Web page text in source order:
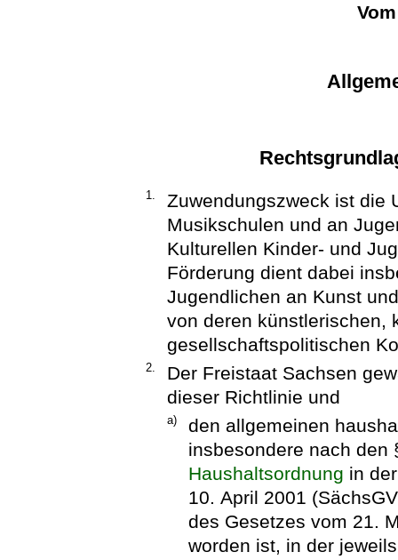
1.
Zuwendungszweck ist die
Musikschulen und an
Kulturellen Kinder- und
Förderung dient dabei
Jugendlichen an Kunst
von deren künstlerischen,
gesellschaftspolitischen
2.
Der Freistaat Sachsen
dieser Richtlinie und
a)
den allgemeinen
insbesondere nach den
Haushaltsordnung in
10. April 2001
des Gesetzes vom 21.
worden ist, in der